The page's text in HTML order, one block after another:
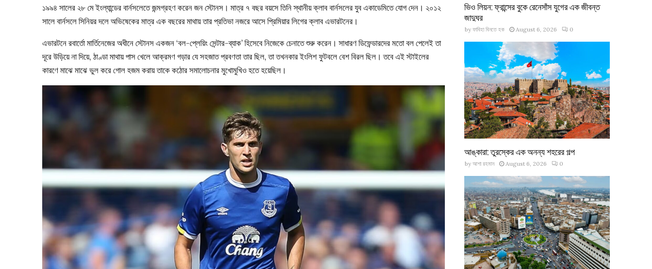
১৯৯৪ সালের ২৮ মে ইংল্যান্ডের বার্নসলেতে জন্মগ্রহণ করেন জন স্টোনস। মাত্র ৭ বছর বয়সে তিনি স্থানীয় ক্লাব বার্নসলের যুব একাডেমিতে যোগ দেন। ২০১২
সালে বার্নসলে সিনিয়র দলে অভিষেকের মাত্র এক বছরের মাথায় তার প্রতিভা নজরে আসে প্রিমিয়ার লিগের ক্লাব এভারটনের।
এভারটনে রবার্তো মার্তিনেজের অধীনে স্টোনস একজন ‘বল-প্লেয়িং সেন্টার-ব্যাক’ হিসেবে নিজেকে চেনাতে শুরু করেন। সাধারণ ডিফেন্ডারদের মতো বল পেলেই তা
দূরে উড়িয়ে না দিয়ে, ঠাণ্ডা মাথায় পাস খেলে আক্রমণ গড়ার যে সহজাত প্রবণতা তার ছিল, তা তখনকার ইংলিশ ফুটবলে বেশ বিরল ছিল। তবে এই স্টাইলের
কারণে মাঝে মাঝে ভুল করে গোল হজম করায় তাকে কঠোর সমালোচনার মুখোমুখিও হতে হয়েছিল।
ভিও লিয়ন: ফ্রান্সের বুকে রেনেসাঁস যুগের এক জীবন্ত
জাদুঘর
by ফাবিহা বিনতে হক August 6, 2026 0
আঙ্কারা: তুরস্কের এক অনন্য শহরের গল্প
by আশা রহমান August 6, 2026 0